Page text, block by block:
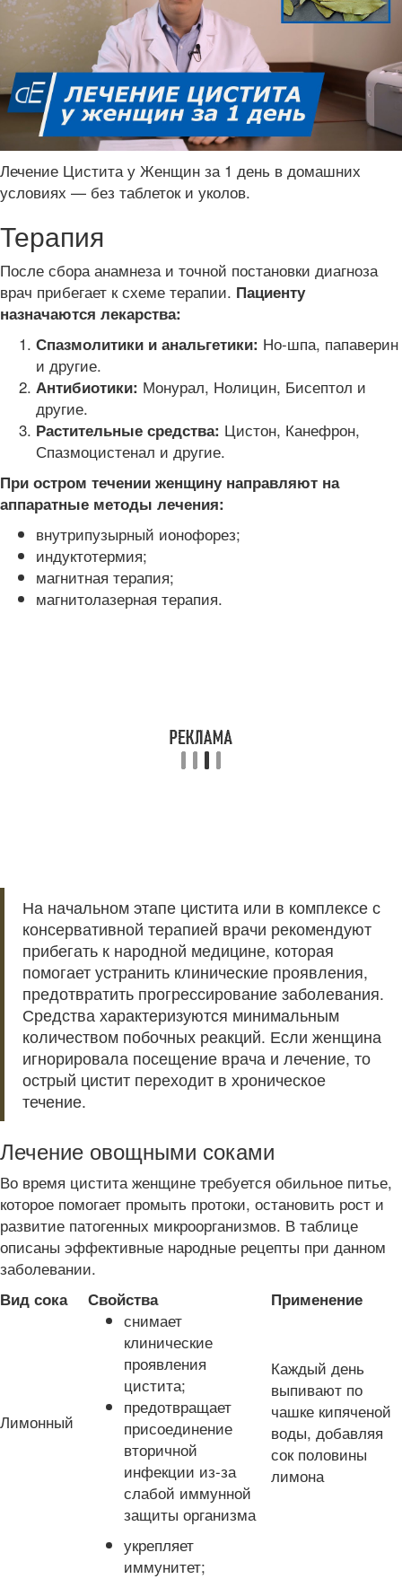
Лечение Цистита у Женщин за 1 день в домашних
условиях — без таблеток и уколов.
Терапия
После сбора анамнеза и точной постановки диагноза
врач прибегает к схеме терапии. Пациенту
назначаются лекарства:
Спазмолитики и анальгетики: Но-шпа, папаверин
и другие.
Антибиотики: Монурал, Нолицин, Бисептол и
другие.
Растительные средства: Цистон, Канефрон,
Спазмоцистенал и другие.
При остром течении женщину направляют на
аппаратные методы лечения:
внутрипузырный ионофорез;
индуктотермия;
магнитная терапия;
магнитолазерная терапия.
На начальном этапе цистита или в комплексе с
консервативной терапией врачи рекомендуют
прибегать к народной медицине, которая
помогает устранить клинические проявления,
предотвратить прогрессирование заболевания.
Средства характеризуются минимальным
количеством побочных реакций. Если женщина
игнорировала посещение врача и лечение, то
острый цистит переходит в хроническое
течение.
Лечение овощными соками
Во время цистита женщине требуется обильное питье,
которое помогает промыть протоки, остановить рост и
развитие патогенных микроорганизмов. В таблице
описаны эффективные народные рецепты при данном
заболевании.
Вид сока Свойства Применение
Лимонный
снимает
клинические
проявления
цистита;
предотвращает
присоединение
вторичной
инфекции из-за
слабой иммунной
защиты организма
Каждый день
выпивают по
чашке кипяченой
воды, добавляя
сок половины
лимона
укрепляет
иммунитет;